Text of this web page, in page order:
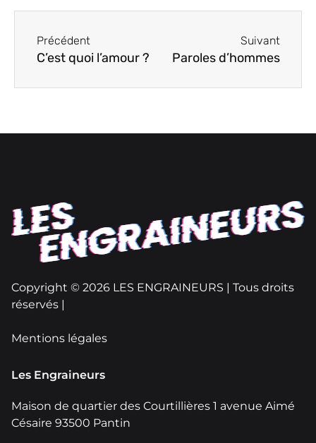
Suivant
Paroles d’hommes
Précédent
C’est quoi l’amour ?
Copyright © 2026 LES ENGRAINEURS | Tous droits
réservés |
Mentions légales
Les Engraineurs
Maison de quartier des Courtillières 1 avenue Aimé
Césaire 93500 Pantin